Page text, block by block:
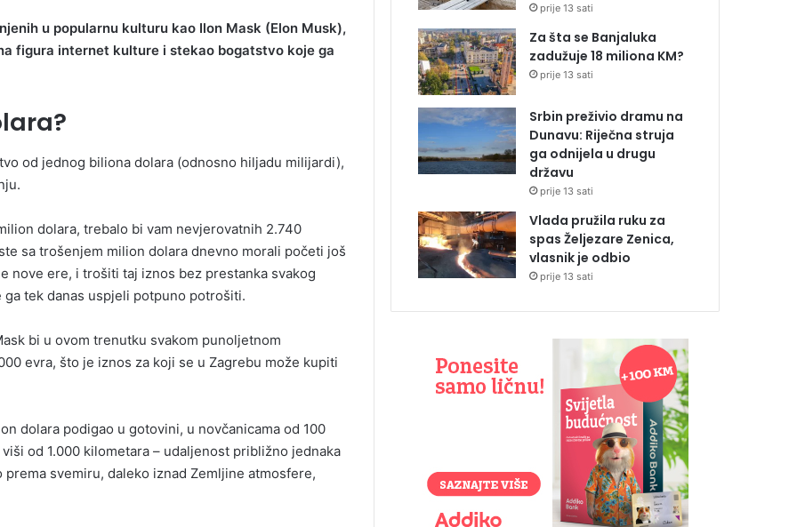
u popularnu kulturu kao Ilon Mask (Elon Musk),
figura internet kulture i stekao bogatstvo koje ga
od jednog biliona dolara (odnosno hiljadu milijardi),
dolara, trebalo bi vam nevjerovatnih 2.740
sa trošenjem milion dolara dnevno morali početi još
nove ere, i trošiti taj iznos bez prestanka svakog
tek danas uspjeli potpuno potrošiti.
bi u ovom trenutku svakom punoljetnom
evra, što je iznos za koji se u Zagrebu može kupiti
dolara podigao u gotovini, u novčanicama od 100
od 1.000 kilometara – udaljenost približno jednaka
svemiru, daleko iznad Zemljine atmosfere,
prije 13 sati
Za šta se Banjaluka
zadužuje 18 miliona KM?
prije 13 sati
Srbin preživio dramu na
Dunavu: Riječna struja
ga odnijela u drugu
državu
prije 13 sati
Vlada pružila ruku za
spas Željezare Zenica,
vlasnik je odbio
prije 13 sati